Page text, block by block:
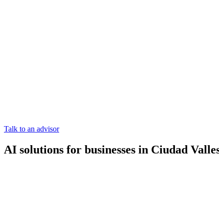
Talk to an advisor
AI solutions for businesses in Ciudad